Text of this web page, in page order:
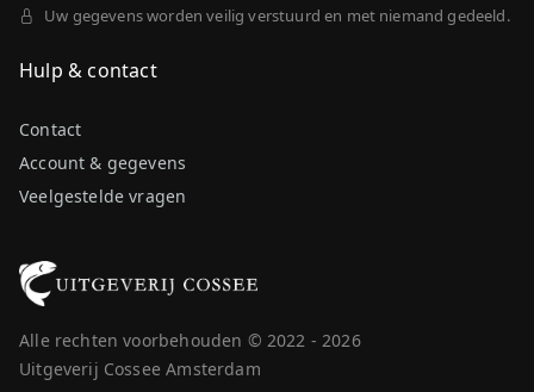
Uw gegevens worden veilig verstuurd en met niemand gedeeld.
Hulp & contact
Account & gegevens
Veelgestelde vragen
Contact
Alle rechten voorbehouden © 2022 - 2026
Uitgeverij Cossee Amsterdam